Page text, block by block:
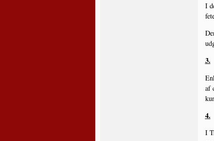
I
3.
af
4.
I